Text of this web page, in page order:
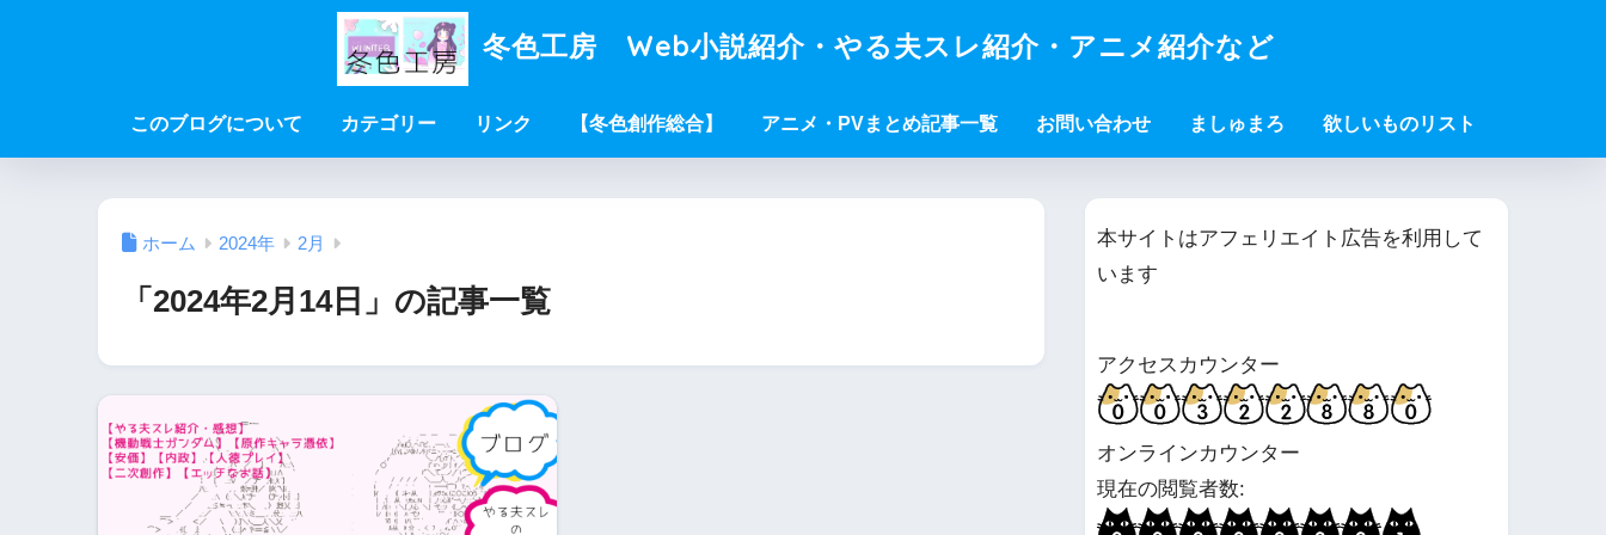
冬色工房 Web小説紹介・やる夫スレ紹介・アニメ紹介など
このブログについて カテゴリー リンク 【冬色創作総合】 アニメ・PVまとめ記事一覧 お問い合わせ ましゅまろ 欲しいものリスト
ホーム 2024年 2月
「2024年2月14日」の記事一覧
本サイトはアフェリエイト広告を利用して
います
アクセスカウンター
オンラインカウンター
現在の閲覧者数: